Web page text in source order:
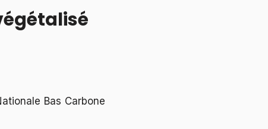
Bas Carbone